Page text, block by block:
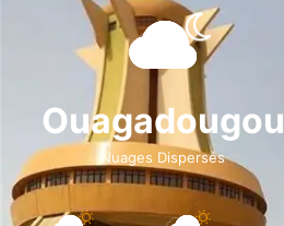
e
b
o
k
i
n
Ouagadougou
Nuages Dispersés